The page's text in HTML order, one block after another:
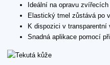
Ideální na opravu
Elastický tmel zůstává po
K dispozici v
Snadná aplikace pomocí